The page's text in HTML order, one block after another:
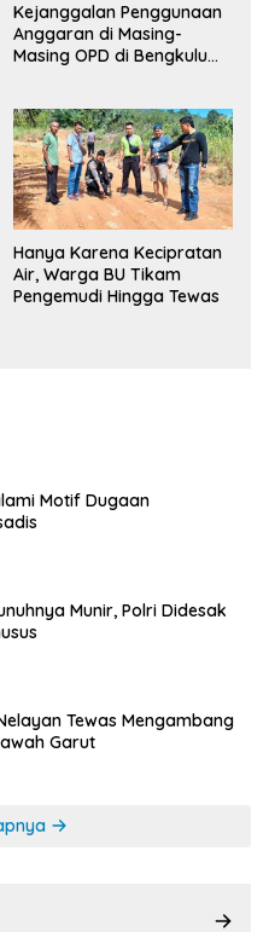
Kejanggalan Penggunaan
Anggaran di Masing-
Masing OPD di Bengkulu
Hanya Karena Kecipratan
Air, Warga BU Tikam
Pengemudi Hingga Tewas
Motif Dugaan
Munir, Polri Didesak
Tewas Mengambang
Garut